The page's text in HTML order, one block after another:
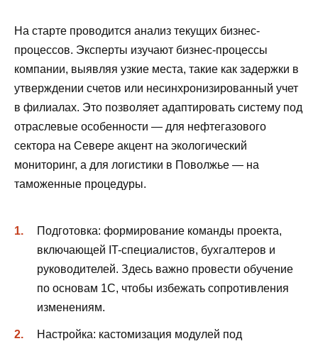
На старте проводится анализ текущих бизнес-
процессов. Эксперты изучают бизнес-процессы
компании, выявляя узкие места, такие как задержки в
утверждении счетов или несинхронизированный учет
в филиалах. Это позволяет адаптировать систему под
отраслевые особенности — для нефтегазового
сектора на Севере акцент на экологический
мониторинг, а для логистики в Поволжье — на
таможенные процедуры.
Подготовка: формирование команды проекта,
включающей IT-специалистов, бухгалтеров и
руководителей. Здесь важно провести обучение
по основам 1С, чтобы избежать сопротивления
изменениям.
Настройка: кастомизация модулей под